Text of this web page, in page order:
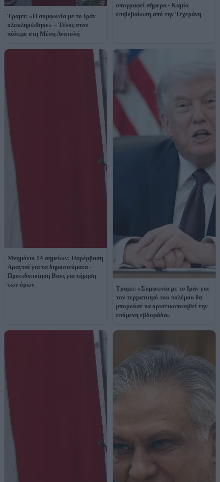
Τραμπ: «Η συμφωνία με το Ιράν
ολοκληρώθηκε» – Τέλος στον
πόλεμο στη Μέση Ανατολή
υπογραφεί σήμερα - Καμία
επιβεβαίωση από την Τεχεράνη
Μνημόνιο 14 σημείων: Παρέμβαση
Αραγτσί για τα δημοσιεύματα -
Προειδοποίηση Βανς για τήρηση
των όρων
Τραμπ: «Συμφωνία με το Ιράν για
τον τερματισμό του πολέμου θα
μπορούσε να οριστικοποιηθεί την
επόμενη εβδομάδα»